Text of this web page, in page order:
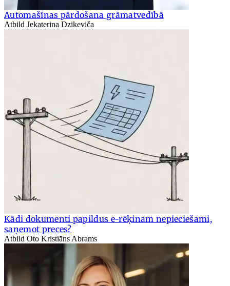
Automašīnas pārdošana grāmatvedībā
Atbild Jekaterina Dzikeviča
Kādi dokumenti papildus e-rēķinam nepieciešami,
saņemot preces?
Atbild Oto Kristiāns Abrams